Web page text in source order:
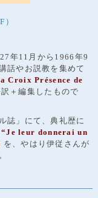
年11月から1966年9
話やお説教を集めて
Croix Présence de
＋編集したもので
誌」にて、典礼歴に
“Je leur donnerai un
を、やはり伊従さんが